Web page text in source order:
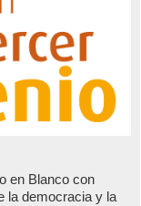
en Blanco con
la democracia y la